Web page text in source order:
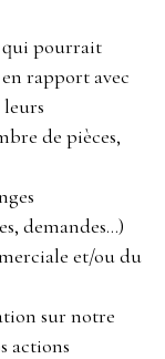
qui pourrait
rapport avec
leurs
de pièces,
demandes…)
et/ou du
sur notre
actions